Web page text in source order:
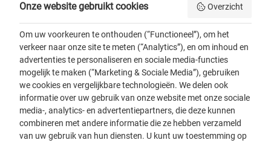
Cookieverklaring
Algemene voorwaarden
Colofon
Onze website gebruikt cookies Overzicht
Om uw voorkeuren te onthouden (“Functioneel”), om het
verkeer naar onze site te meten (“Analytics”), en om inhoud en
advertenties te personaliseren en sociale media-functies
mogelijk te maken (“Marketing & Sociale Media”), gebruiken
we cookies en vergelijkbare technologieën. We delen ook
informatie over uw gebruik van onze website met onze sociale
media-, analytics- en advertentiepartners, die deze kunnen
combineren met andere informatie die ze hebben verzameld
van uw gebruik van hun diensten. U kunt uw toestemming op